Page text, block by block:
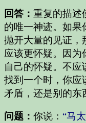
回答： 重复的描述
的唯一神迹。如果
抛开大量的见证，
应该更怀疑。因为
自己的怀疑。不应
找到一个时，你应
矛盾，还是别的东
问题： 你说： “马